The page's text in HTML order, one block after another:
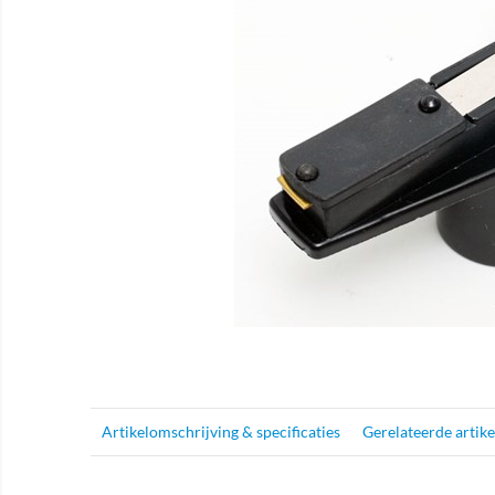
Artikelomschrijving & specificaties Gerelateerde